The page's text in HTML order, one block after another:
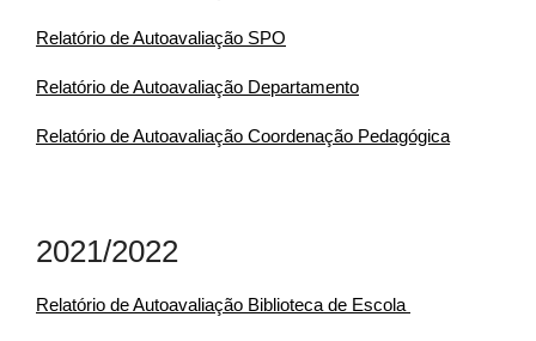
Relatório de Autoavaliação SPO
Relatório de Autoavaliação Departamento
Relatório de Autoavaliação Coordenação Pedagógica
2021/2022
Relatório de Autoavaliação Biblioteca de Escola